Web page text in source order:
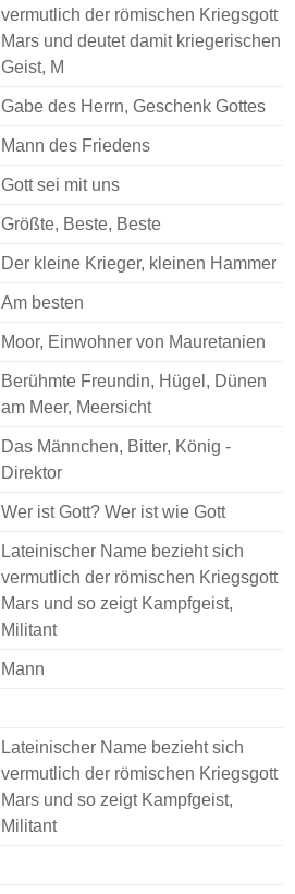
vermutlich der römischen Kriegsgott
Mars und deutet damit kriegerischen
Geist, M
Gabe des Herrn, Geschenk Gottes
Mann des Friedens
Gott sei mit uns
Größte, Beste, Beste
Der kleine Krieger, kleinen Hammer
Am besten
Moor, Einwohner von Mauretanien
Berühmte Freundin, Hügel, Dünen
am Meer, Meersicht
Das Männchen, Bitter, König -
Direktor
Wer ist Gott? Wer ist wie Gott
Lateinischer Name bezieht sich
vermutlich der römischen Kriegsgott
Mars und so zeigt Kampfgeist,
Militant
Mann
Lateinischer Name bezieht sich
vermutlich der römischen Kriegsgott
Mars und so zeigt Kampfgeist,
Militant